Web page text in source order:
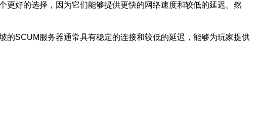
好的选择，因为它们能够提供更快的网络速度和较低的延迟。然
SCUM服务器通常具有稳定的连接和较低的延迟，能够为玩家提供